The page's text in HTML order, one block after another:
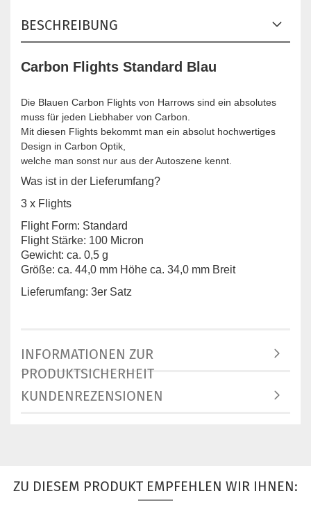
BESCHREIBUNG
Carbon Flights Standard Blau
Die Blauen Carbon Flights von Harrows sind ein absolutes
muss für jeden Liebhaber von Carbon.
Mit diesen Flights bekommt man ein absolut hochwertiges
Design in Carbon Optik,
welche man sonst nur aus der Autoszene kennt.
Was ist in der Lieferumfang?
3 x Flights
Flight Form: Standard
Flight Stärke: 100 Micron
Gewicht: ca. 0,5 g
Größe: ca. 44,0 mm Höhe ca. 34,0 mm Breit
Lieferumfang: 3er Satz
INFORMATIONEN ZUR
PRODUKTSICHERHEIT
KUNDENREZENSIONEN
ZU DIESEM PRODUKT EMPFEHLEN WIR IHNEN: